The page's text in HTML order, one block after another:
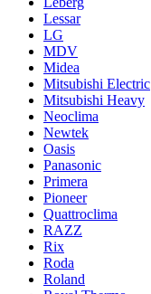
Lessar
LG
MDV
Midea
Mitsubishi Electric
Mitsubishi Heavy
Neoclima
Newtek
Oasis
Panasonic
Primera
Pioneer
Quattroclima
RAZZ
Rix
Roda
Roland